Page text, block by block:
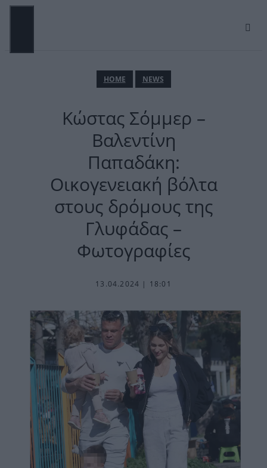
Μετάβαση
ΗΟΜΕ NEWS
Κώστας Σόμμερ –
Βαλεντίνη
Παπαδάκη:
Οικογενειακή βόλτα
στους δρόμους της
Γλυφάδας –
Φωτογραφίες
13.04.2024 | 18:01